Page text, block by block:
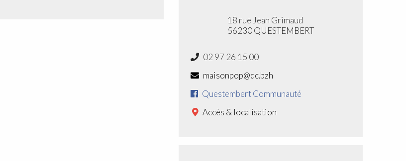
18 rue Jean Grimaud
56230 QUESTEMBERT
02 97 26 15 00
maisonpop@qc.bzh
Questembert Communauté
Accès & localisation